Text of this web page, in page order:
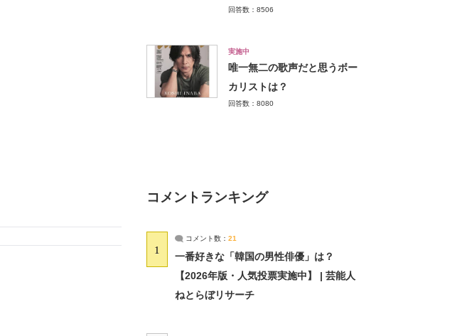
回答数：8506
実施中
唯一無二の歌声だと思うボー
カリストは？
回答数：8080
コメントランキング
1
コメント数： 21
一番好きな「韓国の男性俳優」は？
【2026年版・人気投票実施中】 | 芸能人
ねとらぼリサーチ